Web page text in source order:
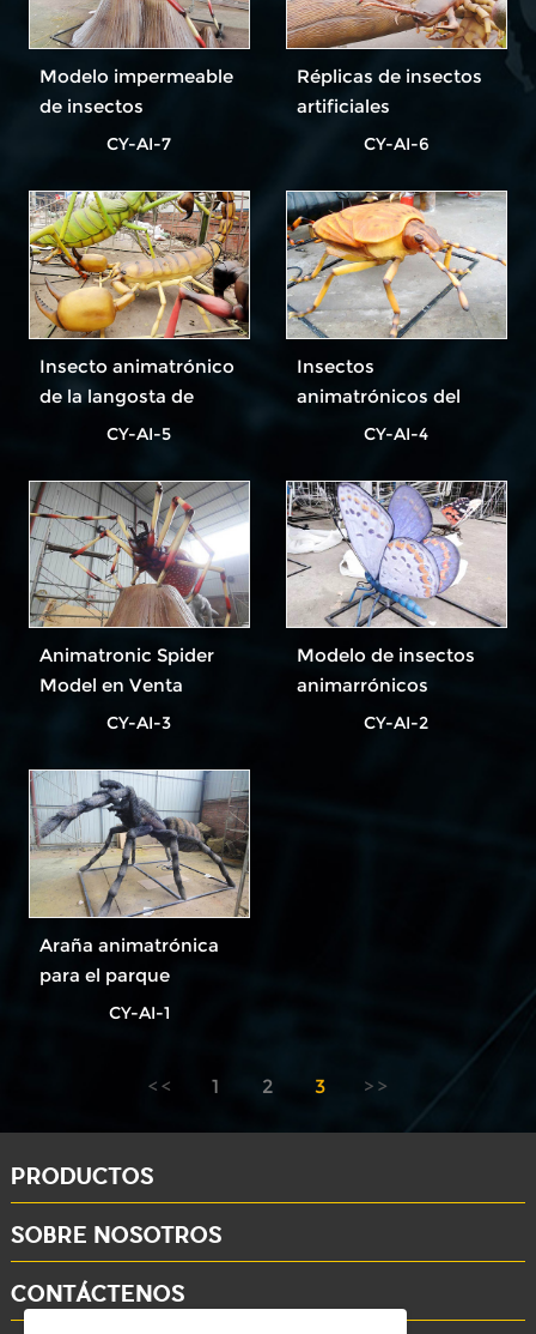
Modelo impermeable
de insectos
animatrónicos
CY-AI-7
Réplicas de insectos
artificiales
CY-AI-6
Insecto animatrónico
de la langosta de
goma del patio de
CY-AI-5
Insectos
animatrónicos del
parque temático
CY-AI-4
Animatronic Spider
Model en Venta
CY-AI-3
Modelo de insectos
animarrónicos
CY-AI-2
Araña animatrónica
para el parque
CY-AI-1
1 2 3
PRODUCTOS
SOBRE NOSOTROS
CONTÁCTENOS